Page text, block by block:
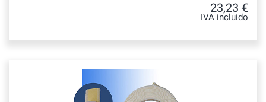
23,23 €
IVA incluido